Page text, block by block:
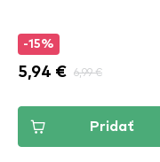
-15%
5,94 € 6,99 €
Pridať